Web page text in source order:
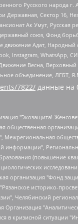
Русского народа г.
Державная, Сектор 16,
Ак Умут,
союз, Фонд
Адат,
Instagram, WhatsApp,
Весна,
объединение, ЛГБТ,
7822/ данные на
проектов "Новое время", "Idel.Реалии", Кавказ.Реалии, Крым.Реалии, Телеканал Настоящее Время, Татаро-башкирская служба Радио Свобода (Azatliq Radiosi), Радио Свободная Европа/Радио Свобода (PCE/PC), "Сибирь.Реалии", "Фактограф", Благотворительный фонд помощи осужденным и их семьям, Автономная некоммерческая организация "Институт глобализации и социальных движений", Фонд "В защиту прав заключенных", Частное учреждение "Центр поддержки и содействия развитию средств массовой информации", Пензенский региональный общественный благотворительный фонд "Гражданский союз", "Север.Реалии", Некоммерческая организация Фонд "Правовая инициатива", Общество с ограниченной ответственностью "Радио Свободная Европа/Радио Свобода", Чешское информационное агентство "MEDIUM-ORIENT", Красноярская региональная общественная организация "Мы против СПИДа", Камалягин Денис Николаевич, Маркелов Сергей Евгеньевич, Пономарев Лев Александрович, Савицкая Людмила Алексеевна, Автономная некоммерческая организация "Центр по работе с проблемой насилия "НАСИЛИЮ.НЕТ", Межрегиональный